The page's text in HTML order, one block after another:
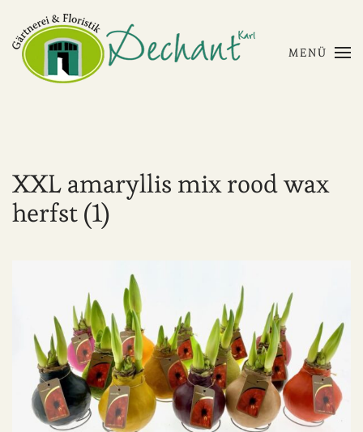
Skip to main content MENÜ
XXL amaryllis mix rood wax
herfst (1)